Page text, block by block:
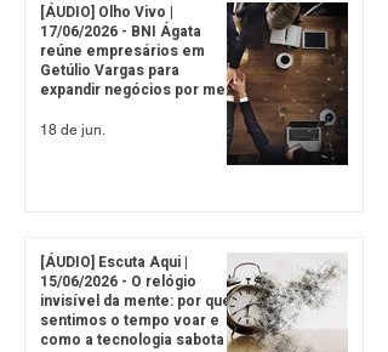
[ÁUDIO] Olho Vivo |
17/06/2026 - BNI Ágata
reúne empresários em
Getúlio Vargas para
expandir negócios por meio
18 de jun.
[ÁUDIO] Escuta Aqui |
15/06/2026 - O relógio
invisível da mente: por que
sentimos o tempo voar e
como a tecnologia sabota o